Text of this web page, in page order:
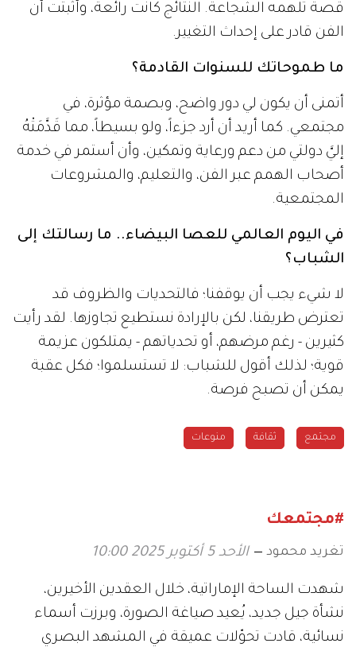
قصة تلهمه الشجاعة. النتائج كانت رائعة، وأثبتت أن
الفن قادر على إحداث التغيير.
ما طموحاتك للسنوات القادمة؟
أتمنى أن يكون لي دور واضح، وبصمة مؤثرة، في
مجتمعي. كما أريد أن أرد جزءاً، ولو بسيطاً، مما قَدَّمَتْهُ
إليَّ دولتي من دعم ورعاية وتمكين، وأن أستمر في خدمة
أصحاب الهمم عبر الفن، والتعليم، والمشروعات
المجتمعية.
في اليوم العالمي للعصا البيضاء.. ما رسالتك إلى
الشباب؟
لا شيء يجب أن يوقفنا؛ فالتحديات والظروف قد
تعترض طريقنا، لكن بالإرادة نستطيع تجاوزها. لقد رأيت
كثيرين - رغم مرضهم، أو تحدياتهم - يمتلكون عزيمة
قوية؛ لذلك أقول للشباب: لا تستسلموا؛ فكل عقبة
يمكن أن تصبح فرصة.
مجتمع ثقافة منوعات
#مجتمعك
تغريد محمود الأحد 5 أكتوبر 2025 10:00
شهدت الساحة الإماراتية، خلال العقدين الأخيرين،
نشأة جيل جديد، يُعيد صياغة الصورة، وبرزت أسماء
نسائية، قادت تحوّلات عميقة في المشهد البصري